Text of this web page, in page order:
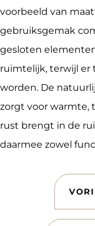
voorbeeld van
gebruiksgemak
gesloten
ruimtelijk, terwijl er
worden. De
zorgt voor warmte,
rust brengt in de
daarmee zowel